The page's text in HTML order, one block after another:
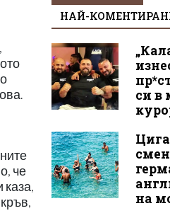
че
каза,
НАЙ-
си в
на